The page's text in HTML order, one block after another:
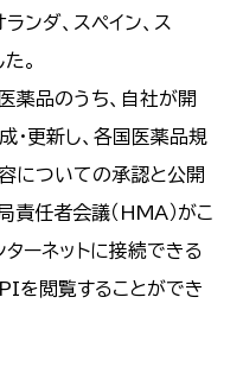
ンダ、スペイン、ス
。
品のうち、自社が開
更新し、各国医薬品規
についての承認と公開
責任者会議（HMA）がこ
ーネットに接続できる
を閲覧することができ